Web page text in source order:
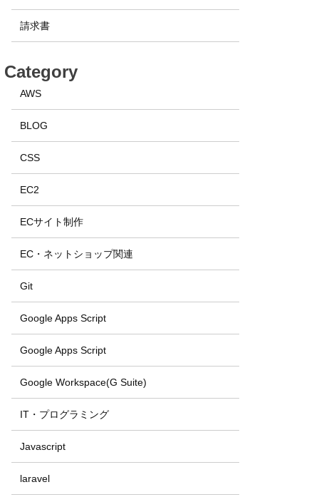
請求書
Category
AWS
BLOG
CSS
EC2
ECサイト制作
EC・ネットショップ関連
Git
Google Apps Script
Google Apps Script
Google Workspace(G Suite)
IT・プログラミング
Javascript
laravel